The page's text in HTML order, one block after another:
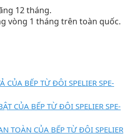
12 tháng.
vòng 1 tháng trên toàn quốc.
CỦA BẾP TỪ ĐÔI SPELIER SPE-
CỦA BẾP TỪ ĐÔI SPELIER SPE-
TOÀN CỦA BẾP TỪ ĐÔI SPELIER